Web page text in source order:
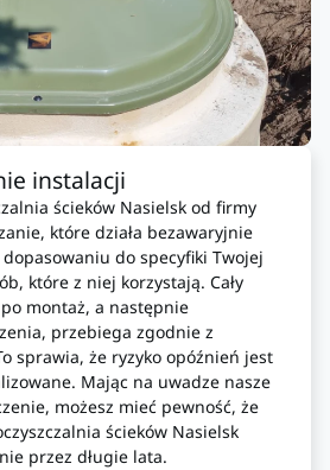
instalacji
ścieków Nasielsk od firmy
które działa bezawaryjnie
do specyfiki Twojej
które z niej korzystają. Cały
montaż, a następnie
przebiega zgodnie z
sprawia, że ryzyko opóźnień jest
Mając na uwadze nasze
możesz mieć pewność, że
ścieków Nasielsk
przez długie lata.